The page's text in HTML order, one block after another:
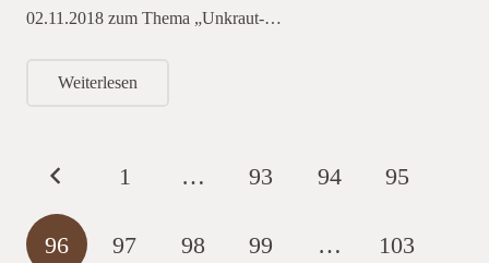
02.11.2018 zum Thema „Unkraut-…
Weiterlesen
1 … 93 94 95
96 97 98 99 … 103